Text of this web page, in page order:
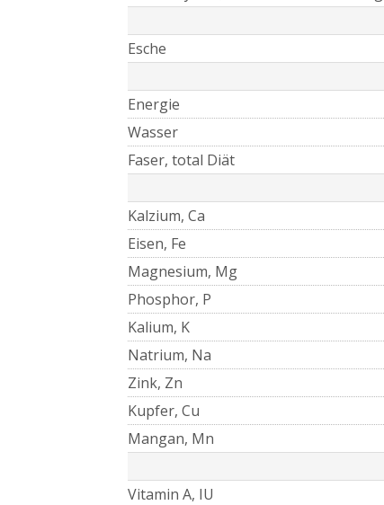
Esche
Energie
Wasser
Faser, total Diät
Kalzium, Ca
Eisen, Fe
Magnesium, Mg
Phosphor, P
Kalium, K
Natrium, Na
Zink, Zn
Kupfer, Cu
Mangan, Mn
Vitamin A, IU